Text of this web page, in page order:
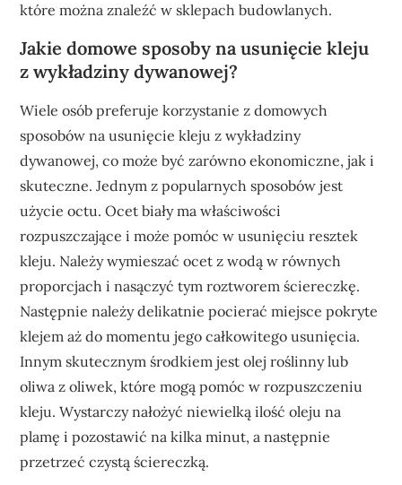
które można znaleźć w sklepach budowlanych.
Jakie domowe sposoby na usunięcie kleju
z wykładziny dywanowej?
Wiele osób preferuje korzystanie z domowych
sposobów na usunięcie kleju z wykładziny
dywanowej, co może być zarówno ekonomiczne, jak i
skuteczne. Jednym z popularnych sposobów jest
użycie octu. Ocet biały ma właściwości
rozpuszczające i może pomóc w usunięciu resztek
kleju. Należy wymieszać ocet z wodą w równych
proporcjach i nasączyć tym roztworem ściereczkę.
Następnie należy delikatnie pocierać miejsce pokryte
klejem aż do momentu jego całkowitego usunięcia.
Innym skutecznym środkiem jest olej roślinny lub
oliwa z oliwek, które mogą pomóc w rozpuszczeniu
kleju. Wystarczy nałożyć niewielką ilość oleju na
plamę i pozostawić na kilka minut, a następnie
przetrzeć czystą ściereczką.